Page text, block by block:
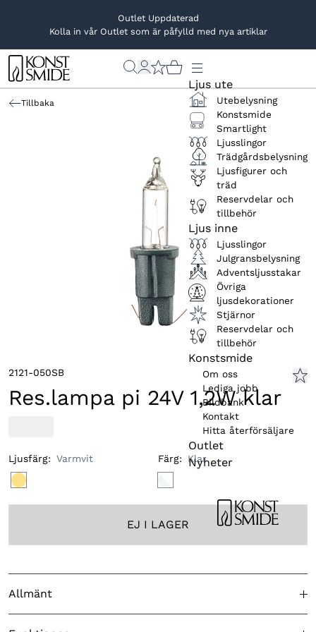
Outlet Uppdaterad
Kolla in vår Outlet som är påfylld med nya artiklar
Ljus ute
Utebelysning
Konstsmide
Smartlight
Ljusslingor
Trädgårdsbelysning
Ljusfigurer och
träd
Reservdelar och
tillbehör
Ljus inne
Ljusslingor
Julgransbelysning
Adventsljusstakar
Övriga
ljusdekorationer
Stjärnor
Reservdelar och
tillbehör
Konstsmide
Om oss
Lediga jobb
Bildbank
Kontakt
Hitta återförsäljare
Outlet
Nyheter
Tillbaka
2121-050SB
Res.lampa pi 24V 1,2W klar
Ljusfärg: Varmvit Färg: Klar
EJ I LAGER
Allmänt
Godkänd för utomhusbruk Nej